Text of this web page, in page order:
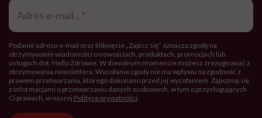
mail*
Podanie adresu e-mail oraz kliknięcie „Zapisz się” oznacza zgodę na
otrzymywanie wiadomości o nowościach, produktach, promocjach lub
usługach dot. Hello Zdrowie. W dowolnym momencie możesz zrezygnować z
otrzymywania newslettera. Wycofanie zgody nie ma wpływu na zgodność z
prawem przetwarzania, którego dokonano przed jej wycofaniem. Zapoznaj się
z informacjami o przetwarzaniu danych osobowych, w tym o przysługujących
Ci prawach, w naszej Polityce prywatności.